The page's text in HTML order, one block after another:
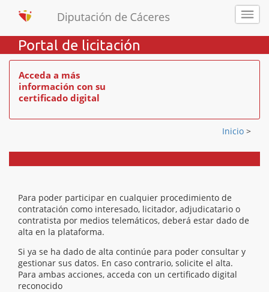
Portal de licitación
Acceda a más
información con su
certificado digital
Inicio >
Para poder participar en cualquier procedimiento de
contratación como interesado, licitador, adjudicatario o
contratista por medios telemáticos, deberá estar dado de
alta en la plataforma.
Si ya se ha dado de alta continúe para poder consultar y
gestionar sus datos. En caso contrario, solicite el alta.
Para ambas acciones, acceda con un certificado digital
reconocido